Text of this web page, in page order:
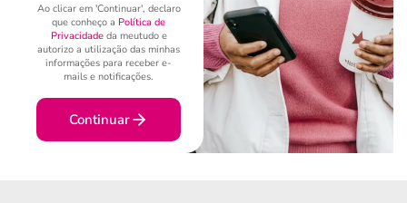
Ao clicar em 'Continuar', declaro
que conheço a Política de
Privacidadeda meutudo e
autorizo a utilização das minhas
informações para receber e-
mails e notificações.
Continuar